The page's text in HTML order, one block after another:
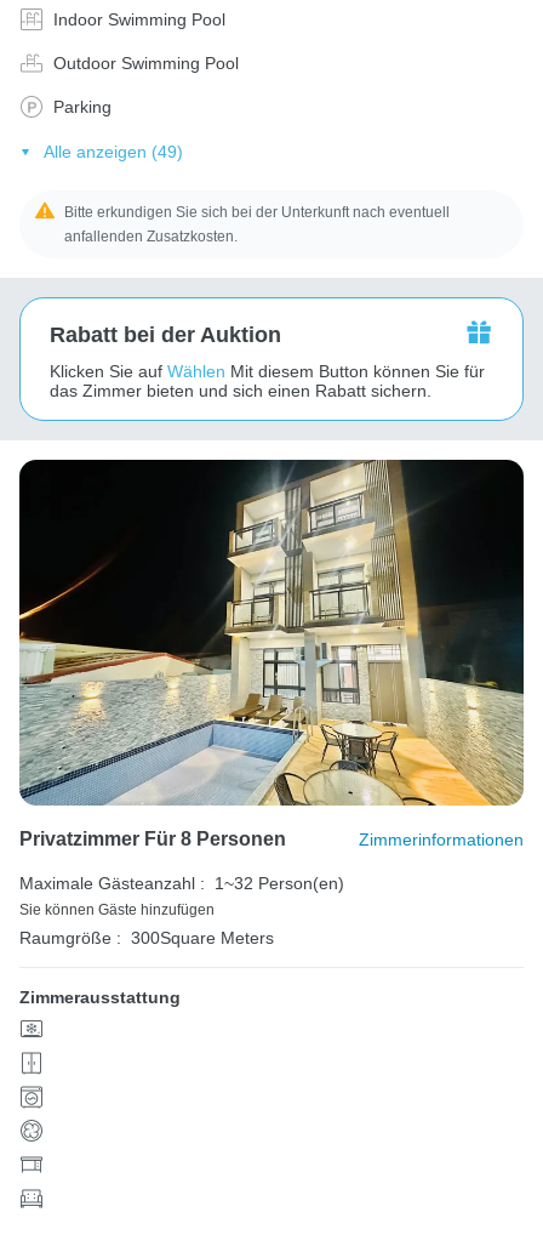
Indoor Swimming Pool
Outdoor Swimming Pool
Parking
Alle anzeigen (49)
Bitte erkundigen Sie sich bei der Unterkunft nach eventuell
anfallenden Zusatzkosten.
Rabatt bei der Auktion
Klicken Sie auf Wählen Mit diesem Button können Sie für
das Zimmer bieten und sich einen Rabatt sichern.
Privatzimmer Für 8 Personen Zimmerinformationen
Maximale Gästeanzahl : 1~32 Person(en)
Sie können Gäste hinzufügen
Raumgröße : 300Square Meters
Zimmerausstattung